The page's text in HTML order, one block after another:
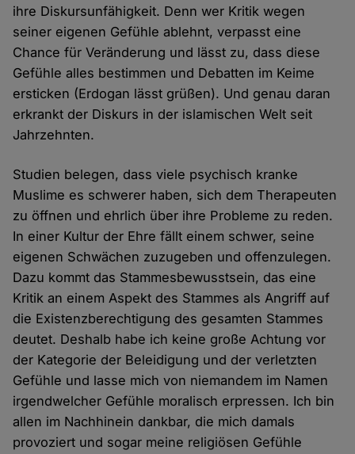
ihre Diskursunfähigkeit. Denn wer Kritik wegen
seiner eigenen Gefühle ablehnt, verpasst eine
Chance für Veränderung und lässt zu, dass diese
Gefühle alles bestimmen und Debatten im Keime
ersticken (Erdogan lässt grüßen). Und genau daran
erkrankt der Diskurs in der islamischen Welt seit
Jahrzehnten.
Studien belegen, dass viele psychisch kranke
Muslime es schwerer haben, sich dem Therapeuten
zu öffnen und ehrlich über ihre Probleme zu reden.
In einer Kultur der Ehre fällt einem schwer, seine
eigenen Schwächen zuzugeben und offenzulegen.
Dazu kommt das Stammesbewusstsein, das eine
Kritik an einem Aspekt des Stammes als Angriff auf
die Existenzberechtigung des gesamten Stammes
deutet. Deshalb habe ich keine große Achtung vor
der Kategorie der Beleidigung und der verletzten
Gefühle und lasse mich von niemandem im Namen
irgendwelcher Gefühle moralisch erpressen. Ich bin
allen im Nachhinein dankbar, die mich damals
provoziert und sogar meine religiösen Gefühle